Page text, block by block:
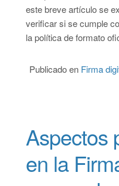
este breve artículo se
verificar si se cumple
la política de formato
Publicado en Firma
Aspectos
en la